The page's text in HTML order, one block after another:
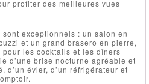
profiter des meilleures vues
exceptionnels : un salon en
et un grand brasero en pierre,
les cocktails et les dîners
d’une brise nocturne agréable et
d’un évier, d’un réfrigérateur et